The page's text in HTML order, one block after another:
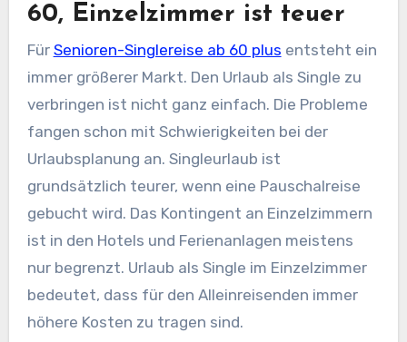
60, Einzelzimmer ist teuer
Für Senioren-Singlereise ab 60 plus entsteht ein
immer größerer Markt. Den Urlaub als Single zu
verbringen ist nicht ganz einfach. Die Probleme
fangen schon mit Schwierigkeiten bei der
Urlaubsplanung an. Singleurlaub ist
grundsätzlich teurer, wenn eine Pauschalreise
gebucht wird. Das Kontingent an Einzelzimmern
ist in den Hotels und Ferienanlagen meistens
nur begrenzt. Urlaub als Single im Einzelzimmer
bedeutet, dass für den Alleinreisenden immer
höhere Kosten zu tragen sind.